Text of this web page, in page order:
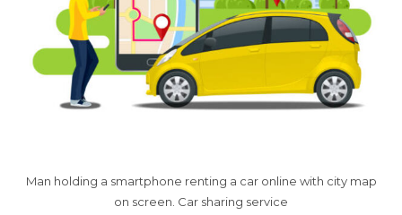
Man holding a smartphone renting a car online with city map
on screen. Car sharing service